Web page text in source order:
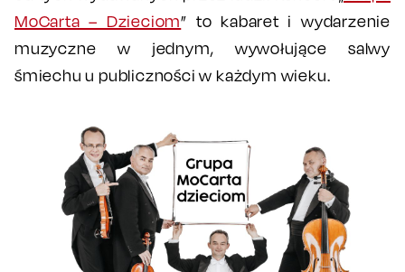
MoCarta – Dzieciom” to kabaret i wydarzenie
muzyczne w jednym, wywołujące salwy
śmiechu u publiczności w każdym wieku.